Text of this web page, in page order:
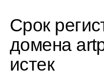
Срок
домена
истек